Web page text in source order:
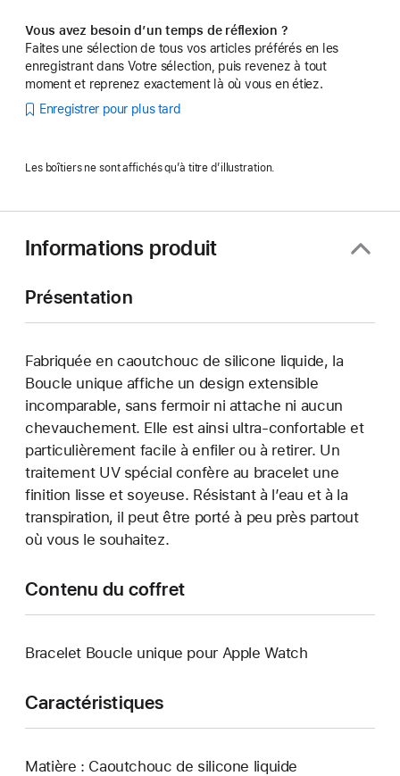
Vous avez besoin d’un temps de réflexion ?
Faites une sélection de tous vos articles préférés en les
enregistrant dans Votre sélection, puis revenez à tout
moment et reprenez exactement là où vous en étiez.
Enregistrer pour plus tard
Les boîtiers ne sont affichés qu’à titre d’illustration.
Informations produit
Présentation
Fabriquée en caoutchouc de silicone liquide, la
Boucle unique affiche un design extensible
incomparable, sans fermoir ni attache ni aucun
chevauchement. Elle est ainsi ultra-confortable et
particulièrement facile à enfiler ou à retirer. Un
traitement UV spécial confère au bracelet une
finition lisse et soyeuse. Résistant à l’eau et à la
transpiration, il peut être porté à peu près partout
où vous le souhaitez.
Contenu du coffret
Bracelet Boucle unique pour Apple Watch
Caractéristiques
Matière : Caoutchouc de silicone liquide